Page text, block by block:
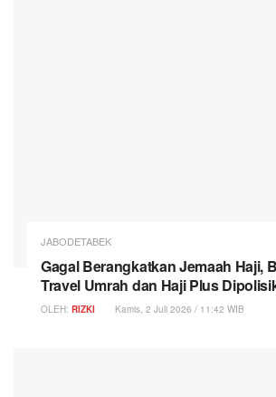
JABODETABEK
Gagal Berangkatkan Jemaah Haji,
Travel Umrah dan Haji Plus
OLEH: RIZKI Kamis, 2 Juli 2026 / 11:42 WIB